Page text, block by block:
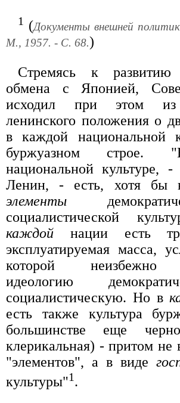
1 (Документы внешней
М., 1957. - С. 68.)
Стремясь к развитию
обмена с Японией,
исходил при этом из
ленинского положения о
в каждой национальной
буржуазном
национальной культуре,
Ленин, - есть, хотя бы
элементы
социалистической
каждой нации есть
эксплуатируемая масса,
которой неизбежно
идеологию
социалистическую. Но в
есть также культура
большинстве еще
клерикальная) - притом не
"элементов", а в виде
культуры"1.